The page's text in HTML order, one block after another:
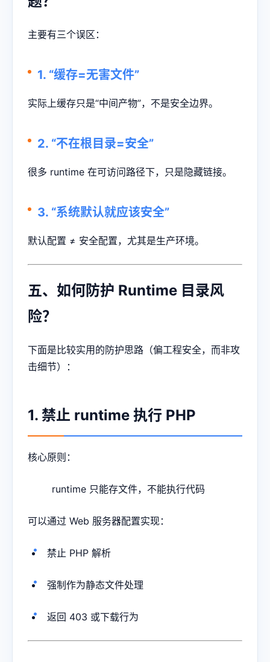
主要有三个误区：
1. “缓存=无害文件”
实际上缓存只是“中间产物”，不是安全边界。
2. “不在根目录=安全”
很多 runtime 在可访问路径下，只是隐藏链接。
3. “系统默认就应该安全”
默认配置 ≠ 安全配置，尤其是生产环境。
五、如何防护 Runtime 目录风
险？
下面是比较实用的防护思路（偏工程安全，而非攻
击细节）：
1. 禁止 runtime 执行 PHP
核心原则：
runtime 只能存文件，不能执行代码
可以通过 Web 服务器配置实现：
禁止 PHP 解析
强制作为静态文件处理
返回 403 或下载行为